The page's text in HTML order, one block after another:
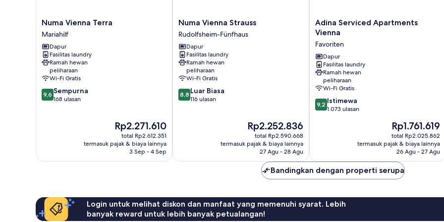
Numa
Vienna
Terra
Mariahilf
Numa Vienna Terra
Mariahilf
Dapur
Fasilitas laundry
Ramah hewan
peliharaan
Wi-Fi Gratis
9.6
dari
9,6 Sempurna
168 ulasan
Harga
sekarang
Rp2.271.610
Rp2.271.610
total Rp2.612.351
termasuk pajak & biaya lainnya
3 Sep - 4 Sep
Numa
Vienna
Strauss
Rudolfsheim-
Fünfhaus
Numa Vienna Strauss
Rudolfsheim-Fünfhaus
Dapur
Fasilitas laundry
Ramah hewan
peliharaan
Wi-Fi Gratis
8.8
dari
8,8 Luar Biasa
116 ulasan
Harga
sekarang
Rp2.252.836
Rp2.252.836
total Rp2.590.668
termasuk pajak & biaya lainnya
27 Agu - 28 Agu
Adina
Serviced
Vienna
Favoriten
Adina Serviced Apartments
Vienna
Favoriten
Dapur
Fasilitas laundry
Ramah hewan
peliharaan
Wi-Fi Gratis
9.2
dari
9,2 Istimewa
1.073 ulasan
Harga
sekarang
Rp1.761.619
Rp1.761.619
total Rp2.025.862
termasuk pajak & biaya lainnya
26 Agu - 27 Agu
Bandingkan dengan properti serupa
Login untuk melihat diskon dan manfaat yang memenuhi syarat. Lebih
banyak reward untuk lebih banyak petualangan!